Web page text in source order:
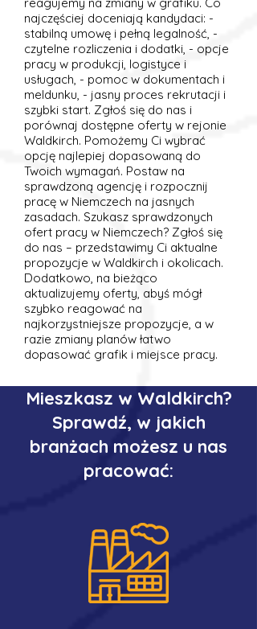
najczęściej doceniają kandydaci: -
stabilną umowę i pełną legalność, -
czytelne rozliczenia i dodatki, - opcje
pracy w produkcji, logistyce i
usługach, - pomoc w dokumentach i
meldunku, - jasny proces rekrutacji i
szybki start. Zgłoś się do nas i
porównaj dostępne oferty w rejonie
Waldkirch. Pomożemy Ci wybrać
opcję najlepiej dopasowaną do
Twoich wymagań. Postaw na
sprawdzoną agencję i rozpocznij
pracę w Niemczech na jasnych
zasadach. Szukasz sprawdzonych
ofert pracy w Niemczech? Zgłoś się
do nas – przedstawimy Ci aktualne
propozycje w Waldkirch i okolicach.
Dodatkowo, na bieżąco
aktualizujemy oferty, abyś mógł
szybko reagować na
najkorzystniejsze propozycje, a w
razie zmiany planów łatwo
dopasować grafik i miejsce pracy.
Mieszkasz w Waldkirch?
Sprawdź, w jakich
branżach możesz u nas
pracować: